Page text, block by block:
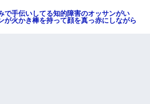
で手伝いしてる知的障害のオッサンがい
が火かき棒を持って顔を真っ赤にしながら